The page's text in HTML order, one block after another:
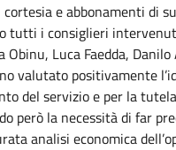
e abbonamenti di
tutti i consiglieri
Obinu, Luca Faedda,
valutato positivamente
del servizio e per la
però la necessità di far
analisi economica